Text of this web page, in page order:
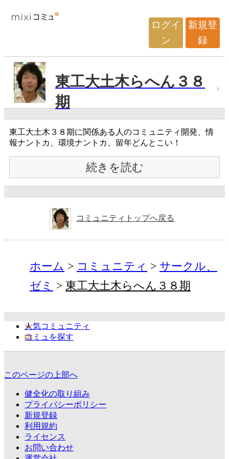
ログイ
ン
新規登
録
東工大土木らへん３８
期
東工大土木３８期に関係ある人のコミュニティ開発、情
報ナントカ、環境ナントカ、留年どんとこい！
続きを読む
コミュニティトップへ戻る
ホーム コミュニティ
サークル、
ゼミ
東工大土木らへん３８期
人気コミュニティ
コミュを探す
このページの上部へ
健全化の取り組み
プライバシーポリシー
新規登録
利用規約
ライセンス
お問い合わせ